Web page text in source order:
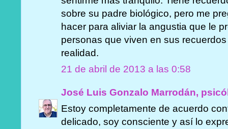
sobre su padre biológico, pero me
hacer para aliviar la angustia que le
personas que viven en sus
realidad.
21 de abril de 2013 a las 0:58
José Luis Gonzalo Marrodán,
Estoy completamente de acuerdo
delicado, soy consciente y así lo